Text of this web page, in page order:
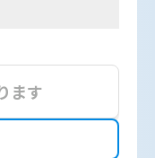
ます